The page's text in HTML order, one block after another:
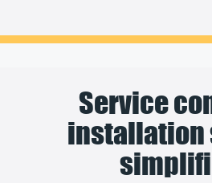
Service
installation